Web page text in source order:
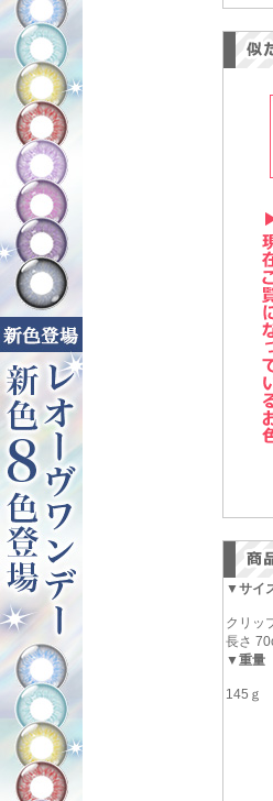
▼サイ
クリッ
長さ
▼重量
145ｇ